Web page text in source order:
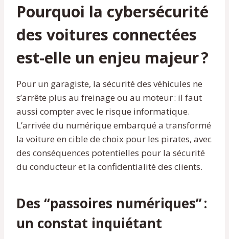
Pourquoi la cybersécurité
des voitures connectées
est-elle un enjeu majeur ?
Pour un garagiste, la sécurité des véhicules ne
s’arrête plus au freinage ou au moteur : il faut
aussi compter avec le risque informatique.
L’arrivée du numérique embarqué a transformé
la voiture en cible de choix pour les pirates, avec
des conséquences potentielles pour la sécurité
du conducteur et la confidentialité des clients.
Des “passoires numériques” :
un constat inquiétant